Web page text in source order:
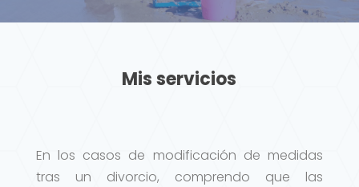
Mis servicios
En los casos de modificación de medidas
tras un divorcio, comprendo que las